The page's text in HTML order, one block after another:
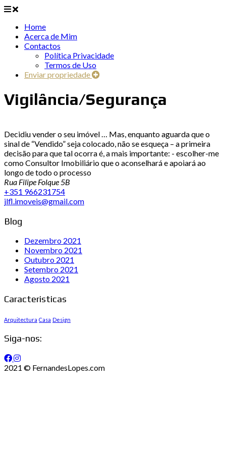
Home
Acerca de Mim
Contactos
Política Privacidade
Termos de Uso
Enviar propriedade
Vigilância/Segurança
Decidiu vender o seu imóvel … Mas, enquanto aguarda que o
sinal de “Vendido” seja colocado, não se esqueça – a primeira
decisão para que tal ocorra é, a mais importante: - escolher-me
como Consultor Imobiliário que o aconselhará e apoiará ao
longo de todo o processo
Rua Filipe Folque 5B
+351 966231754
jlfl.imoveis@gmail.com
Blog
Dezembro 2021
Novembro 2021
Outubro 2021
Setembro 2021
Agosto 2021
Caracteristicas
Arquitectura Casa Design
Siga-nos:
2021 © FernandesLopes.com